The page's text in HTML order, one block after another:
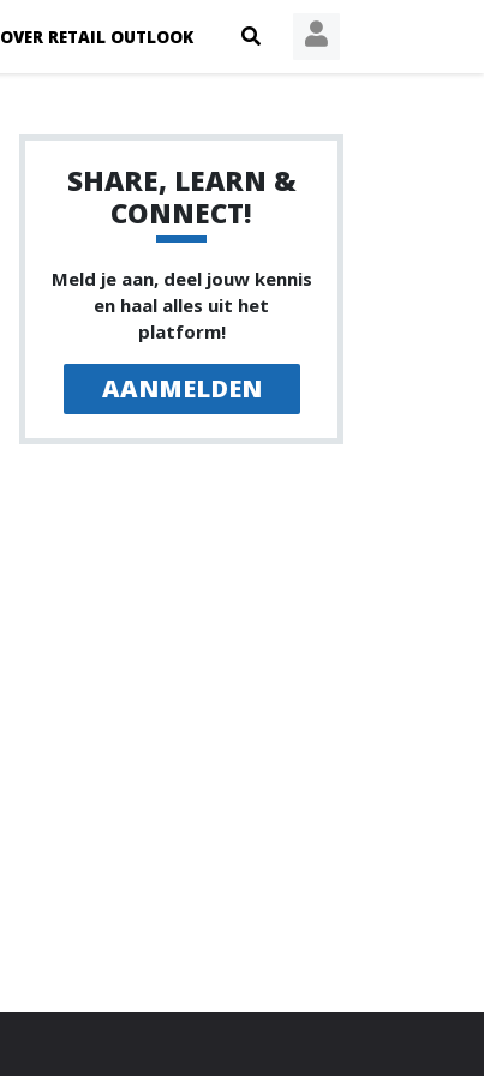
OVER RETAIL OUTLOOK
SHARE, LEARN &
CONNECT!
Meld je aan, deel jouw kennis
en haal alles uit het
platform!
AANMELDEN